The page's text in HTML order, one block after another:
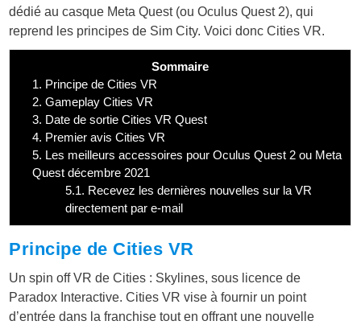
dédié au casque Meta Quest (ou Oculus Quest 2), qui
reprend les principes de Sim City. Voici donc Cities VR.
Sommaire
1. Principe de Cities VR
2. Gameplay Cities VR
3. Date de sortie Cities VR Quest
4. Premier avis Cities VR
5. Les meilleurs accessoires pour Oculus Quest 2 ou Meta
Quest décembre 2021
5.1. Recevez les dernières nouvelles sur la VR
directement par e-mail
Principe de Cities VR
Un spin off VR de Cities : Skylines, sous licence de
Paradox Interactive. Cities VR vise à fournir un point
d’entrée dans la franchise tout en offrant une nouvelle